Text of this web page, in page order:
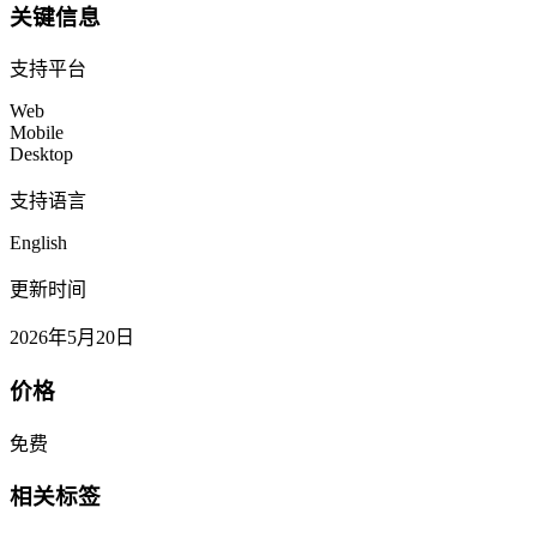
关键信息
支持平台
Web
Mobile
Desktop
支持语言
English
更新时间
2026年5月20日
价格
免费
相关标签